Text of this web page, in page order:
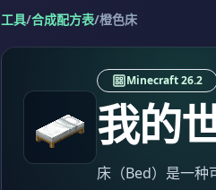
工具/合成配方表/橙色床
Minecraft 26.2
我的
床（Bed）是一种